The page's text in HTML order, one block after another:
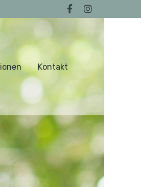
Kontakt